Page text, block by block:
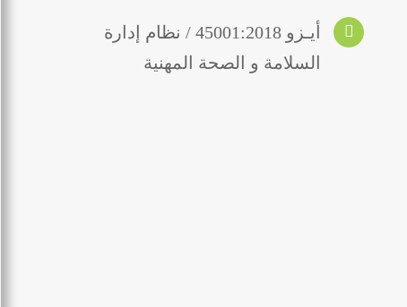
أيـزو 45001:2018 / نظام إدارة
السلامة و الصحة المهنية